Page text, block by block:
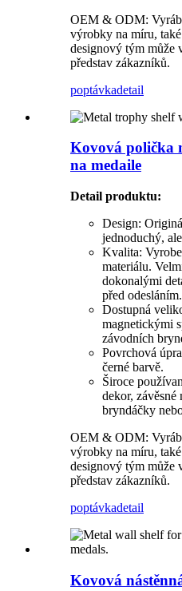
OEM & ODM:
výrobky na míru,
designový tým může
představ zákazníků.
poptávkadetail
Kovová polička
na medaile
Detail produktu:
Design:
jednoduchý,
Kvalita:
materiálu.
dokonalými
před odesláním.
Dostupná
magnetickými
závodních
Povrchová
černé barvě.
Široce
dekor, závěsné
bryndáčky
OEM & ODM:
výrobky na míru,
designový tým může
představ zákazníků.
poptávkadetail
Kovová